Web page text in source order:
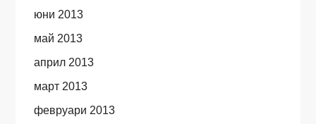
юни 2013
май 2013
април 2013
март 2013
февруари 2013